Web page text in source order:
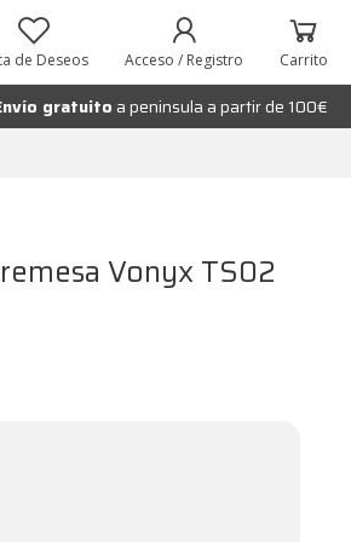
de Deseos Acceso / Registro Carrito
gratuito a peninsula a partir de 100€
Vonyx TS02
Añadir al carrito